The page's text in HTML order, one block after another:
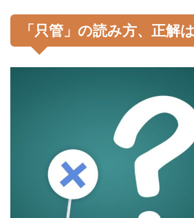
「只管」の読み方、正解